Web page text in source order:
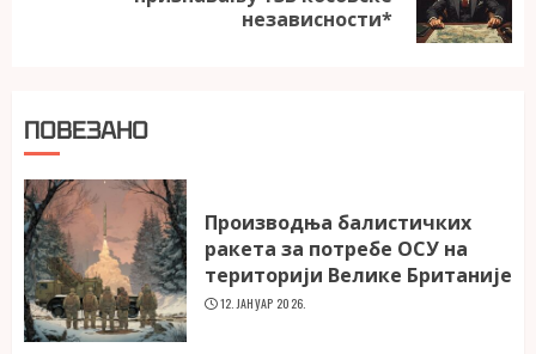
независности*
ПОВЕЗАНО
Производња балистичких
ракета за потребе ОСУ на
територији Велике Британије
12. ЈАНУАР 2026.